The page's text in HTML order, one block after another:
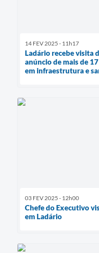
14 FEV 2025 - 11h17
Ladário recebe visita
anúncio de mais de
em infraestrutura e
03 FEV 2025 - 12h00
Chefe do Executivo
em Ladário